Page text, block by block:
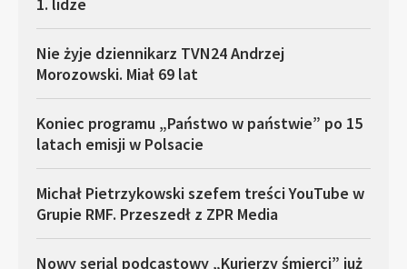
Nie żyje dziennikarz TVN24 Andrzej
Morozowski. Miał 69 lat
Koniec programu „Państwo w państwie” po 15
latach emisji w Polsacie
Michał Pietrzykowski szefem treści YouTube w
Grupie RMF. Przeszedł z ZPR Media
Nowy serial podcastowy „Kurierzy śmierci” już